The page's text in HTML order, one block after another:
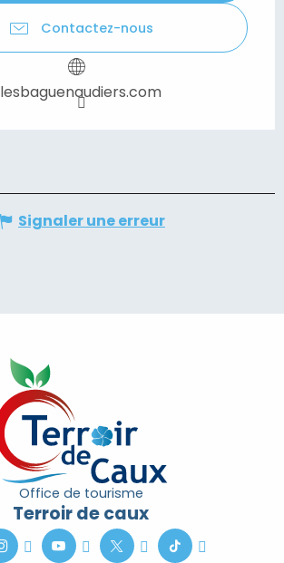
Contactez-nous
lesbaguenaudiers.com
Signaler une erreur
Office de tourisme
Terroir de caux